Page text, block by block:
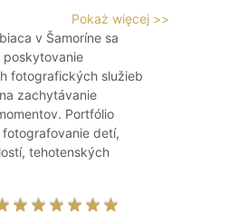
Pokaż więcej >>
v Šamoríne sa
poskytovanie
fotografických služieb
zachytávanie
Portfólio
detí,
tehotenských